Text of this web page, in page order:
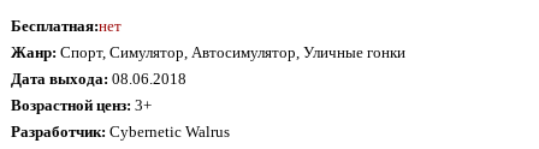
Бесплатная:нет
Жанр: Спорт, Симулятор, Автосимулятор, Уличные гонки
Дата выхода: 08.06.2018
Возрастной ценз: 3+
Разработчик: Cybernetic Walrus